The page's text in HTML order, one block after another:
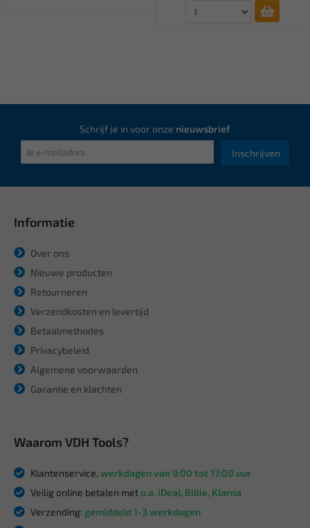
Schrijf je in voor onze nieuwsbrief
Inschrijven
Informatie
Over ons
Nieuwe producten
Retourneren
Verzendkosten en levertijd
Betaalmethodes
Privacybeleid
Algemene voorwaarden
Garantie en klachten
Waarom VDH Tools?
Klantenservice, werkdagen van 9:00 tot 17:00 uur
Veilig online betalen meto.a. iDeal, Billie, Klarna
Verzending: gemiddeld 1-3 werkdagen